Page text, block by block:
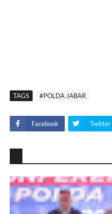
TAGS #POLDA JABAR
Facebook Twitter